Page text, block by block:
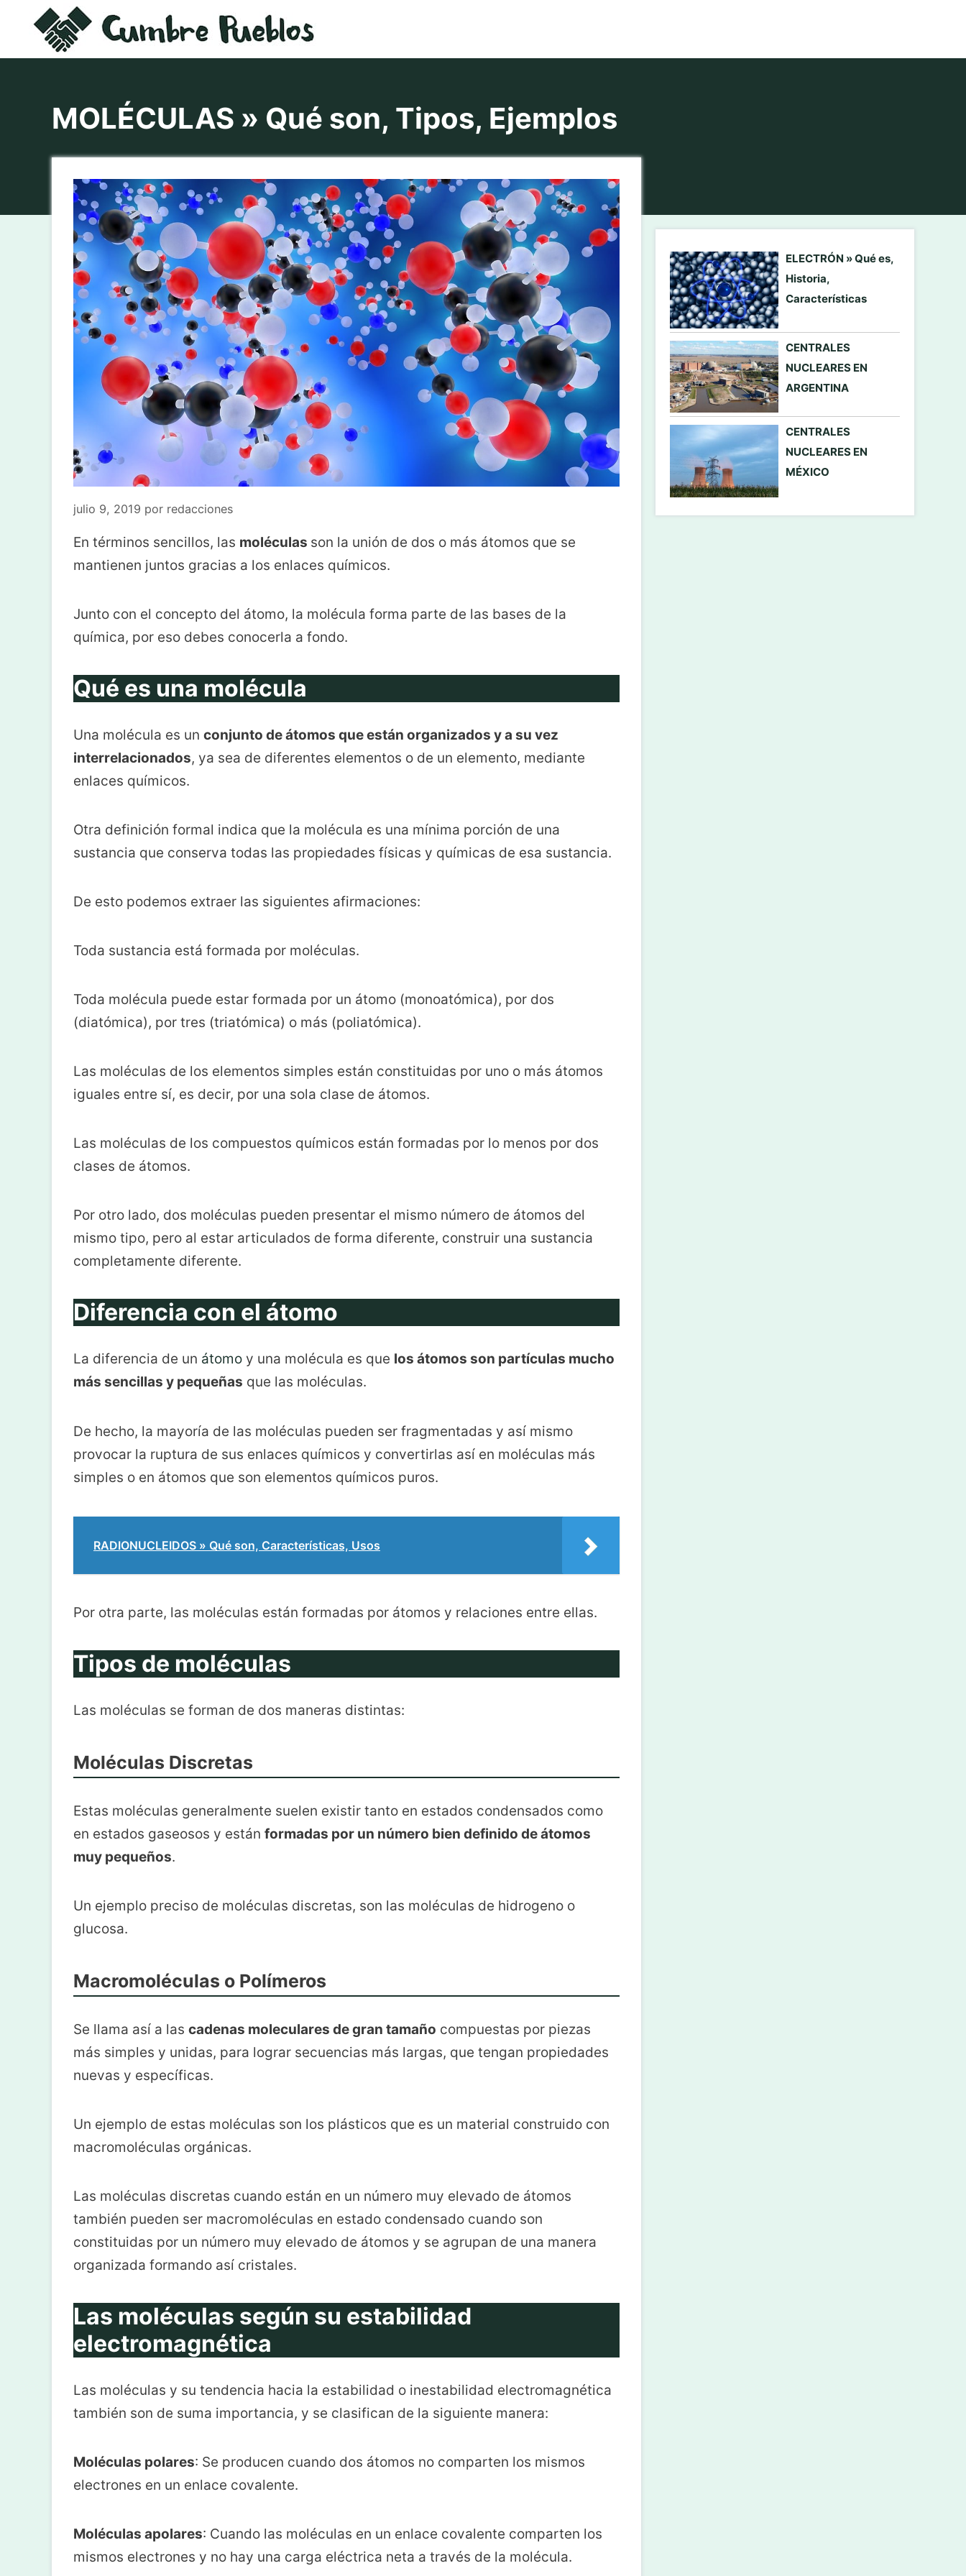
contenido
MOLÉCULAS » Qué son, Tipos, Ejemplos
julio 9, 2019 por redacciones
En términos sencillos, las moléculas son la unión de dos o más átomos que se
mantienen juntos gracias a los enlaces químicos.
Junto con el concepto del átomo, la molécula forma parte de las bases de la
química, por eso debes conocerla a fondo.
Qué es una molécula
Una molécula es un conjunto de átomos que están organizados y a su vez
interrelacionados, ya sea de diferentes elementos o de un elemento, mediante
enlaces químicos.
Otra definición formal indica que la molécula es una mínima porción de una
sustancia que conserva todas las propiedades físicas y químicas de esa sustancia.
De esto podemos extraer las siguientes afirmaciones:
Toda sustancia está formada por moléculas.
Toda molécula puede estar formada por un átomo (monoatómica), por dos
(diatómica), por tres (triatómica) o más (poliatómica).
Las moléculas de los elementos simples están constituidas por uno o más átomos
iguales entre sí, es decir, por una sola clase de átomos.
Las moléculas de los compuestos químicos están formadas por lo menos por dos
clases de átomos.
Por otro lado, dos moléculas pueden presentar el mismo número de átomos del
mismo tipo, pero al estar articulados de forma diferente, construir una sustancia
completamente diferente.
Diferencia con el átomo
La diferencia de un átomo y una molécula es que los átomos son partículas mucho
más sencillas y pequeñas que las moléculas.
De hecho, la mayoría de las moléculas pueden ser fragmentadas y así mismo
provocar la ruptura de sus enlaces químicos y convertirlas así en moléculas más
simples o en átomos que son elementos químicos puros.
RADIONUCLEIDOS » Qué son, Características, Usos
Por otra parte, las moléculas están formadas por átomos y relaciones entre ellas.
Tipos de moléculas
Las moléculas se forman de dos maneras distintas:
Moléculas Discretas
Estas moléculas generalmente suelen existir tanto en estados condensados como
en estados gaseosos y están formadas por un número bien definido de átomos
muy pequeños.
Un ejemplo preciso de moléculas discretas, son las moléculas de hidrogeno o
glucosa.
Macromoléculas o Polímeros
Se llama así a las cadenas moleculares de gran tamaño compuestas por piezas
más simples y unidas, para lograr secuencias más largas, que tengan propiedades
nuevas y específicas.
Un ejemplo de estas moléculas son los plásticos que es un material construido con
macromoléculas orgánicas.
Las moléculas discretas cuando están en un número muy elevado de átomos
también pueden ser macromoléculas en estado condensado cuando son
constituidas por un número muy elevado de átomos y se agrupan de una manera
organizada formando así cristales.
Las moléculas según su estabilidad
electromagnética
Las moléculas y su tendencia hacia la estabilidad o inestabilidad electromagnética
también son de suma importancia, y se clasifican de la siguiente manera:
Moléculas polares: Se producen cuando dos átomos no comparten los mismos
electrones en un enlace covalente.
Moléculas apolares: Cuando las moléculas en un enlace covalente comparten los
mismos electrones y no hay una carga eléctrica neta a través de la molécula.
ELECTRÓN » Qué es,
Historia,
Características
CENTRALES
NUCLEARES EN
ARGENTINA
CENTRALES
NUCLEARES EN
MÉXICO